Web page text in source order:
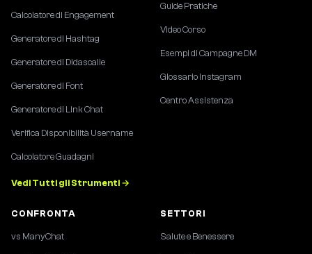
Calcolatore di Engagement
Generatore di Hashtag
Generatore di Didascalie
Generatore di Font
Generatore di Link Chat
Verifica Disponibilità Username
Calcolatore Guadagni
Vedi Tutti gli Strumenti →
Guide Pratiche
Video Corso
Esempi di Campagne DM
Glossario Instagram
Centro Assistenza
CONFRONTA
vs ManyChat
SETTORI
Salute e Benessere